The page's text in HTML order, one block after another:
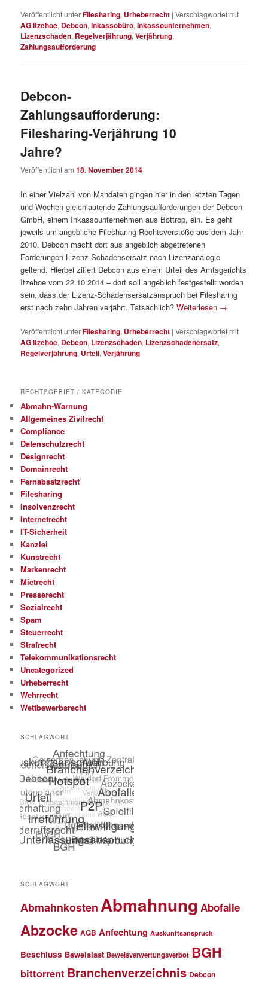
Veröffentlicht unterFilesharing, Urheberrecht |Verschlagwortet mit
AG Itzehoe, Debcon,Inkassobüro,Inkassounternehmen,
Lizenzschaden, Regelverjährung,Verjährung,
Zahlungsaufforderung
Debcon-
Zahlungsaufforderung:
Filesharing-Verjährung 10
Jahre?
Veröffentlicht am18. November 2014
In einer Vielzahl von Mandaten gingen hier in den letzten Tagen
und Wochen gleichlautende Zahlungsaufforderungen der Debcon
GmbH, einem Inkassounternehmen aus Bottrop, ein. Es geht
jeweils um angebliche Filesharing-Rechtsverstöße aus dem Jahr
2010. Debcon macht dort aus angeblich abgetretenen
Forderungen Lizenz-Schadensersatz nach Lizenzanalogie
geltend. Hierbei zitiert Debcon aus einem Urteil des Amtsgerichts
Itzehoe vom 22.10.2014 – dort soll angeblich festgestellt worden
sein, dass der Lizenz-Schadensersatzanspruch bei Filesharing
erst nach zehn Jahren verjährt. Tatsächlich?Weiterlesen →
Veröffentlicht unterFilesharing, Urheberrecht |Verschlagwortet mit
AG Itzehoe, Debcon, Lizenzschaden, Lizenzschadenersatz,
Regelverjährung, Urteil,Verjährung
RECHTSGEBIET / KATEGORIE
Abmahn-Warnung
Allgemeines Zivilrecht
Compliance
Datenschutzrecht
Designrecht
Domainrecht
Fernabsatzrecht
Filesharing
Insolvenzrecht
Internetrecht
IT-Sicherheit
Kanzlei
Kunstrecht
Markenrecht
Mietrecht
Presserecht
Sozialrecht
Spam
Steuerrecht
Strafrecht
Telekommunikationsrecht
Uncategorized
Urheberrecht
Wehrrecht
Wettbewerbsrecht
SCHLAGWORT
SCHLAGWORT
Abmahnkosten Abmahnung Abofalle
Abzocke AGB Anfechtung Auskunftsanspruch
Beschluss Beweislast Beweisverwertungsverbot BGH
bittorrent Branchenverzeichnis Debcon